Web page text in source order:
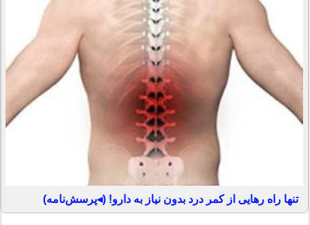
تنها راه رهایی از کمر درد بدون نیاز به دارو! (◂پرسش‌نامه)